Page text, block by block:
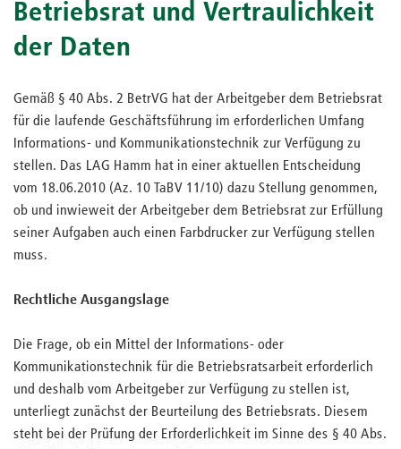
Betriebsrat und Vertraulichkeit
der Daten
Gemäß § 40 Abs. 2 BetrVG hat der Arbeitgeber dem Betriebsrat
für die laufende Geschäftsführung im erforderlichen Umfang
Informations- und Kommunikationstechnik zur Verfügung zu
stellen. Das LAG Hamm hat in einer aktuellen Entscheidung
vom 18.06.2010 (Az. 10 TaBV 11/10) dazu Stellung genommen,
ob und inwieweit der Arbeitgeber dem Betriebsrat zur Erfüllung
seiner Aufgaben auch einen Farbdrucker zur Verfügung stellen
muss.
Rechtliche Ausgangslage
Die Frage, ob ein Mittel der Informations- oder
Kommunikationstechnik für die Betriebsratsarbeit erforderlich
und deshalb vom Arbeitgeber zur Verfügung zu stellen ist,
unterliegt zunächst der Beurteilung des Betriebsrats. Diesem
steht bei der Prüfung der Erforderlichkeit im Sinne des § 40 Abs.